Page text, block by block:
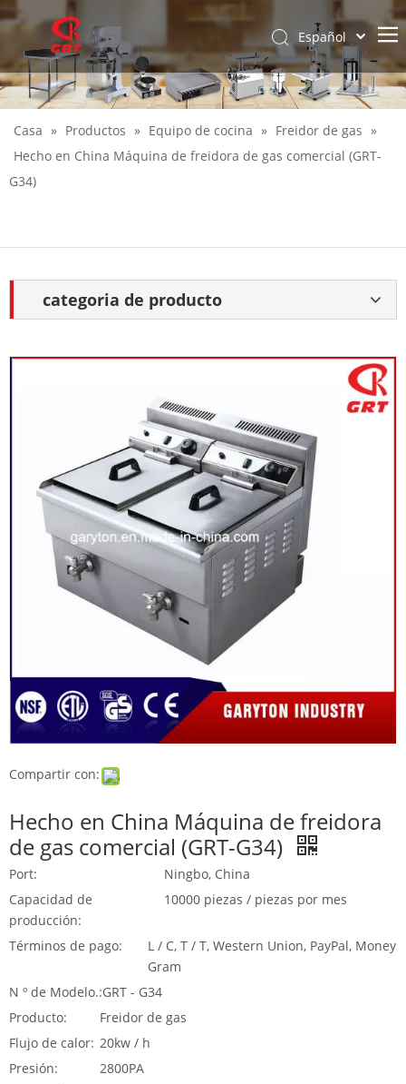
Español
English
Casa » Productos » Equipo de cocina » Freidor de gas »
Hecho en China Máquina de freidora de gas comercial (GRT-
G34)
categoria de producto
Compartir con:
Hecho en China Máquina de freidora
de gas comercial (GRT-G34)
Port:
Ningbo, China
Capacidad de
producción:
10000 piezas / piezas por mes
Términos de pago:
L / C, T / T, Western Union, PayPal, Money
Gram
N º de Modelo.:GRT - G34
Producto:
Freidor de gas
Flujo de calor: 20kw / h
Presión:
2800PA